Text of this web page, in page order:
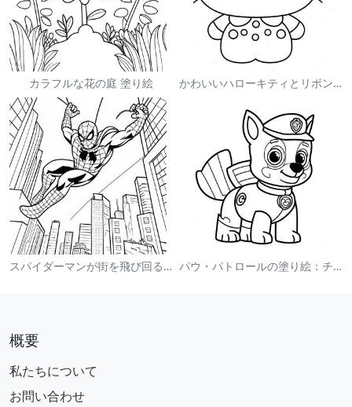
カラフルな花の庭 塗り絵 かわいいハローキティとリボンの塗り絵
スパイダーマンが街を飛び回る塗り絵 パウ・パトロールの塗り絵：チェイス
概要
私たちについて
お問い合わせ